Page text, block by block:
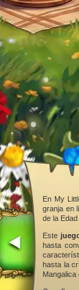
En My
granja en
de la
Este
hasta
hasta la
Mangalica